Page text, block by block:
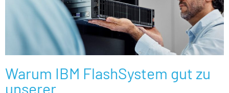
Warum IBM FlashSystem gut zu
unserer